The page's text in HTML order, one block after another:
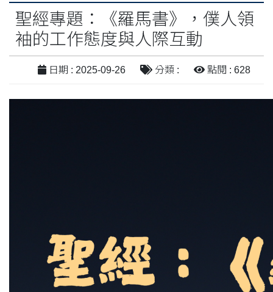
聖經專題：《羅馬書》，僕人領
袖的工作態度與人際互動
日期 : 2025-09-26 分類 : 點閱 : 628